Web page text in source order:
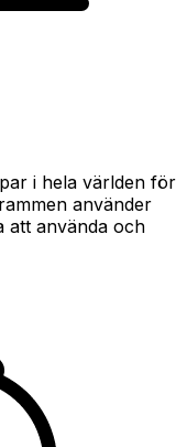
i hela världen för
använder
att använda och